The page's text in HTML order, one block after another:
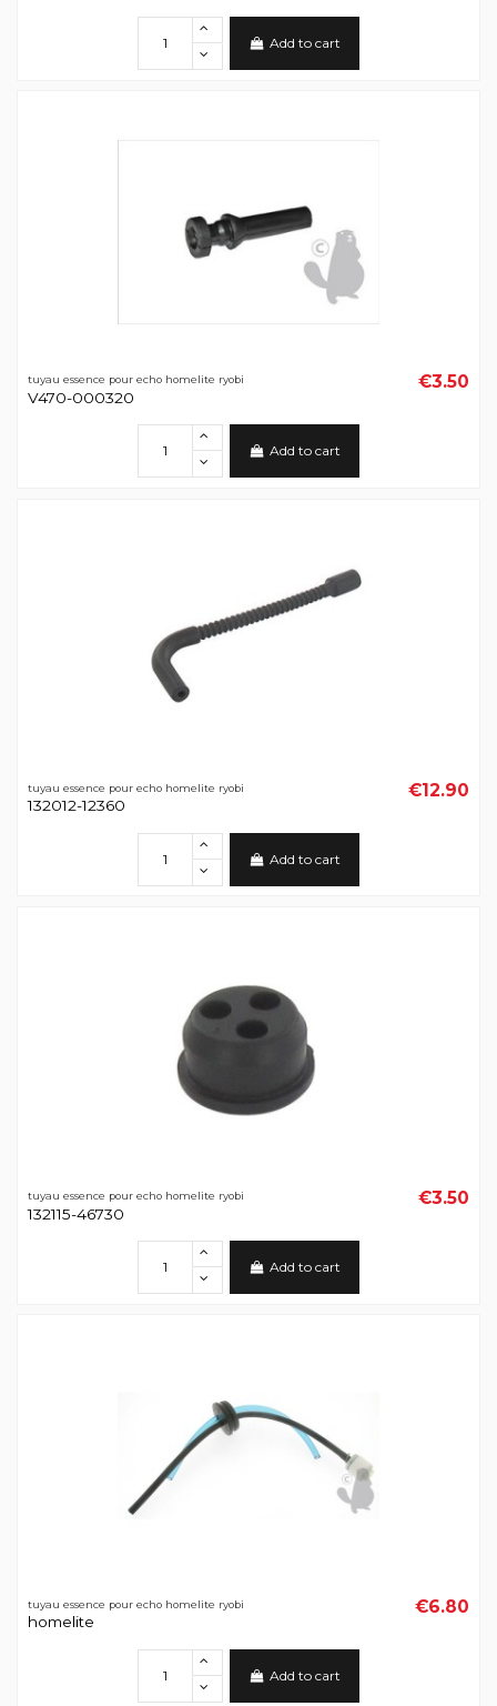
Add to cart
tuyau essence pour echo homelite ryobi
V470-000320
€3.50
Add to cart
tuyau essence pour echo homelite ryobi
132012-12360
€12.90
Add to cart
tuyau essence pour echo homelite ryobi
132115-46730
€3.50
Add to cart
tuyau essence pour echo homelite ryobi
homelite
€6.80
Add to cart